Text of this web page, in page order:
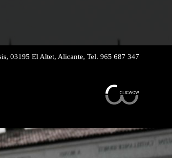
03195 El Altet, Alicante, Tel. 965 687 347